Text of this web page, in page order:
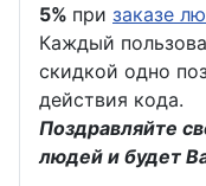
5% при заказе
Каждый
скидкой одно
действия кода.
Поздравляйте
людей и будет